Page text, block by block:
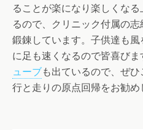
ることが楽になり楽しくな
るので、クリニック付属の
鍛錬しています。子供達も
に足も速くなるので皆喜びま
ューブも出ているので、ぜ
行と走りの原点回帰をお勧め